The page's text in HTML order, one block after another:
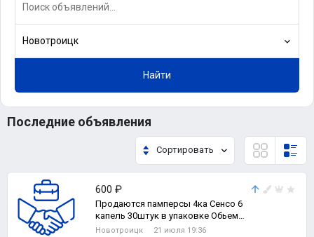
Новотроицк
Найти
Последние объявления
Сортировать
600 ₽
Продаются памперсы 4ка Сенсо 6
капель 30штук в упаковке Обьем
талии 130-170см Дышащие с
Новотроицк 21 июля 19:36